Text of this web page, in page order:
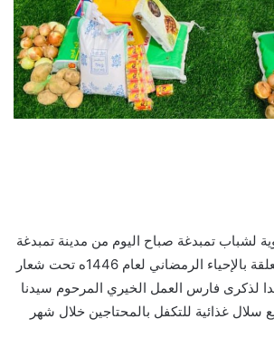
لشباب تمبدغة صباح اليوم من مدينة تمبدغة
أنشطتها السنوية المتعلقة بالإحياء الرمضاني لعام 1446ه تحت شعار
لذكرى فارس العمل الخيري المرحوم سيدنا
سلال غذائية للتكفل بالمحتاجين خلال شهر